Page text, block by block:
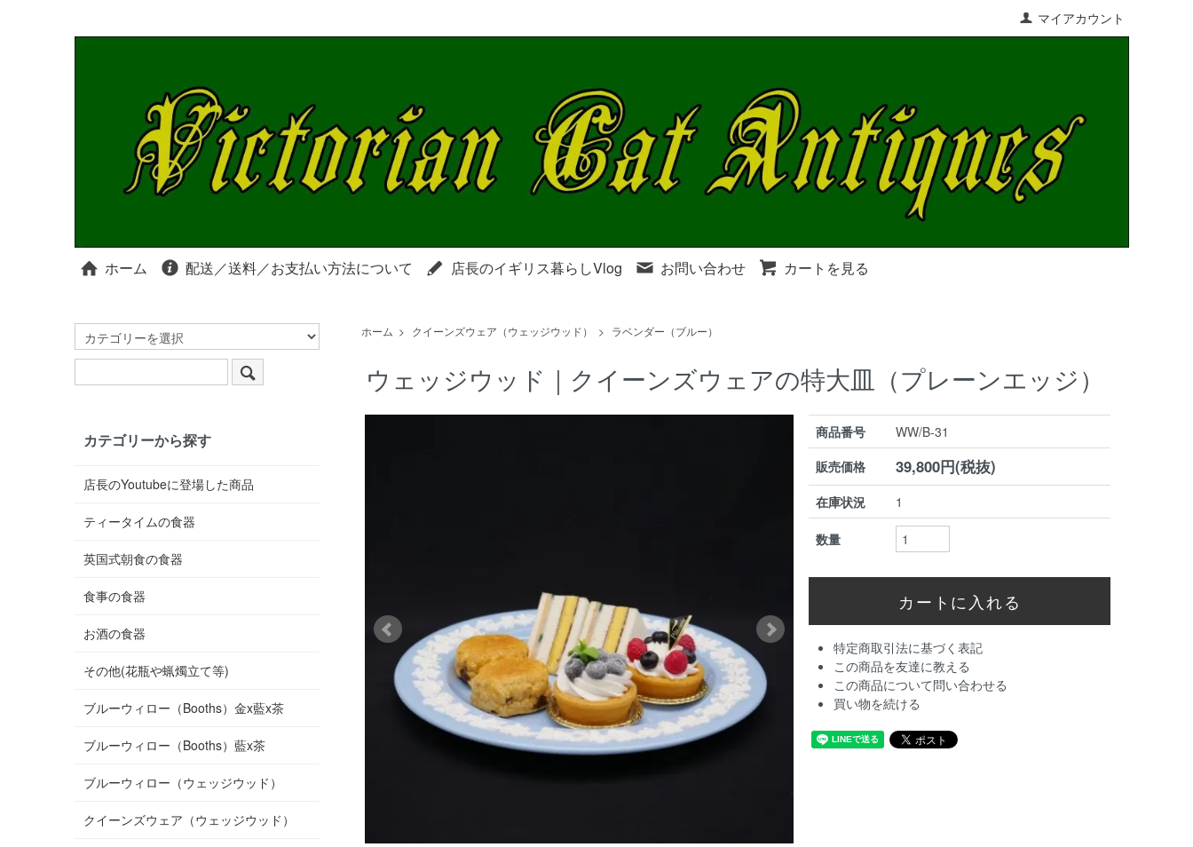
マイアカウント
ホーム 配送／送料／お支払い方法について 店長のイギリス暮らしVlog お問い合わせ カートを見る
ホーム > クイーンズウェア（ウェッジウッド） > ラベンダー（ブルー）
ウェッジウッド｜クイーンズウェアの特大皿（プレーンエッジ）
商品番号
WW/B-31
販売価格
39,800円(税抜)
在庫状況 1
数量
特定商取引法に基づく表記
この商品を友達に教える
この商品について問い合わせる
買い物を続ける
カテゴリーから探す
店長のYoutubeに登場した商品
ティータイムの食器
英国式朝食の食器
食事の食器
お酒の食器
その他(花瓶や蝋燭立て等)
ブルーウィロー（Booths）金x藍x茶
ブルーウィロー（Booths）藍x茶
ブルーウィロー（ウェッジウッド）
クイーンズウェア（ウェッジウッド）